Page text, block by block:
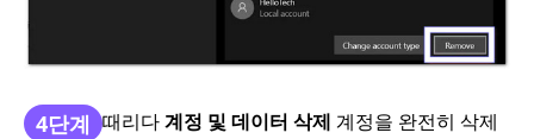
4단계 때리다계정 및 데이터 삭제 계정을 완전히 삭제